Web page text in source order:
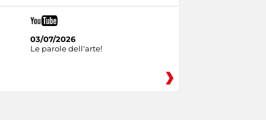
03/07/2026
Le parole dell'arte!